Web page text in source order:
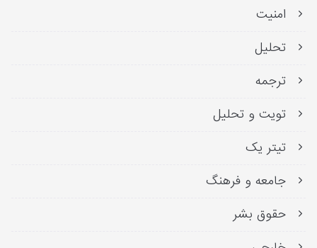
امنیت
تحلیل
ترجمه
تویت و تحلیل
تیتر یک
جامعه و فرهنگ
حقوق بشر